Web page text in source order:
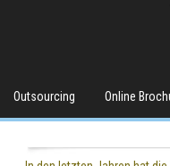
Outsourcing Online